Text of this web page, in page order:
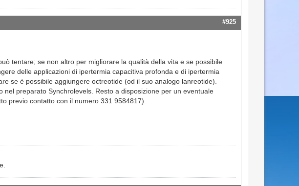
#925
tentare; se non altro per migliorare la qualità della vita e se possibile
delle applicazioni di ipertermia capacitiva profonda e di ipertermia
se è possibile aggiungere octreotide (od il suo analogo lanreotide).
preparato Synchrolevels. Resto a disposizione per un eventuale
previo contatto con il numero 331 9584817).